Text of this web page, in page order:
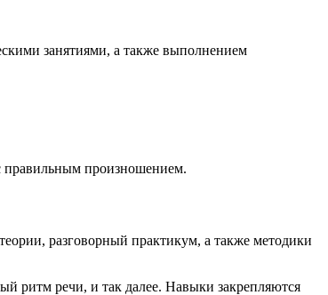
занятиями, а также выполнением
правильным произношением.
разговорный практикум, а также методики
ритм речи, и так далее. Навыки закрепляются